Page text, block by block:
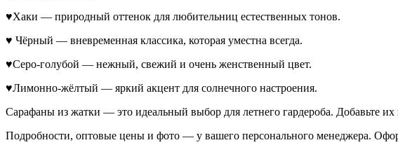
♥Хаки — природный оттенок для любительниц естественных тонов.
♥ Чёрный — вневременная классика, которая уместна всегда.
♥Серо-голубой — нежный, свежий и очень женственный цвет.
♥Лимонно-жёлтый — яркий акцент для солнечного настроения.
Сарафаны из жатки — это идеальный выбор для летнего гардероба. Добавьте
Подробности, оптовые цены и фото — у вашего персонального менеджера.